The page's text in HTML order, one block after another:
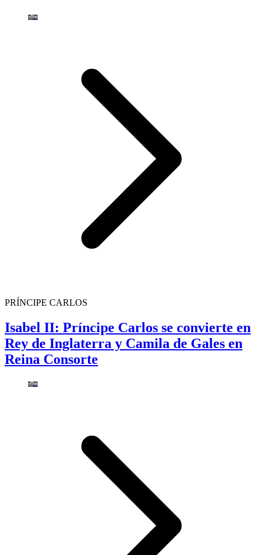
PRÍNCIPE CARLOS
Isabel II: Príncipe Carlos se convierte en
Rey de Inglaterra y Camila de Gales en
Reina Consorte